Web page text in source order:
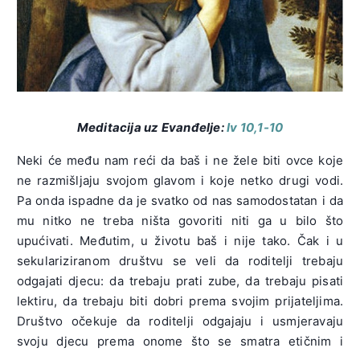
Meditacija uz Evanđelje:Iv 10,1-10
Neki će među nam reći da baš i ne žele biti ovce koje
ne razmišljaju svojom glavom i koje netko drugi vodi.
Pa onda ispadne da je svatko od nas samodostatan i da
mu nitko ne treba ništa govoriti niti ga u bilo što
upućivati. Međutim, u životu baš i nije tako. Čak i u
sekulariziranom društvu se veli da roditelji trebaju
odgajati djecu: da trebaju prati zube, da trebaju pisati
lektiru, da trebaju biti dobri prema svojim prijateljima.
Društvo očekuje da roditelji odgajaju i usmjeravaju
svoju djecu prema onome što se smatra etičnim i